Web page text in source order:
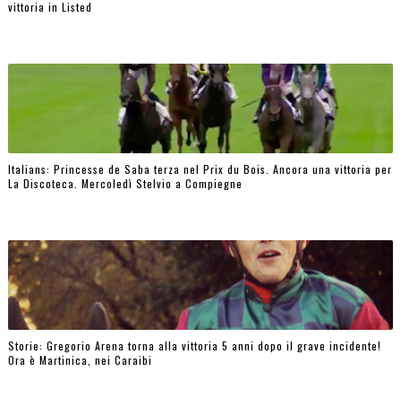
vittoria in Listed
Italians: Princesse de Saba terza nel Prix du Bois. Ancora una vittoria per
La Discoteca. Mercoledì Stelvio a Compiegne
Storie: Gregorio Arena torna alla vittoria 5 anni dopo il grave incidente!
Ora è Martinica, nei Caraibi